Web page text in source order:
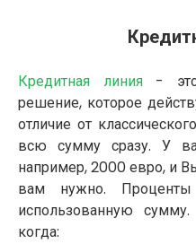
Кредитная линия- это
решение, которое
отличие от
всю сумму сразу. У
например, 2000 евро, и
вам нужно. Проценты
использованную
когда: